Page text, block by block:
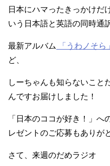
日本にハマったきっかけだ
いう日本語と英語の同時通訳
最新アルバム 「うわノそら」
ど、
しーちゃんも知らないこと
んですお届けしました！
「日本のココが好き！」
レゼントのご応募もありが
さて、来週のだめラジオ